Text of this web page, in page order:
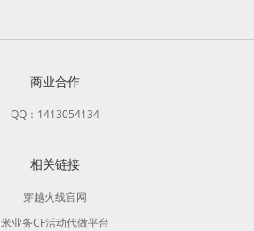
商业合作
QQ：1413054134
相关链接
穿越火线官网
米业务CF活动代做平台